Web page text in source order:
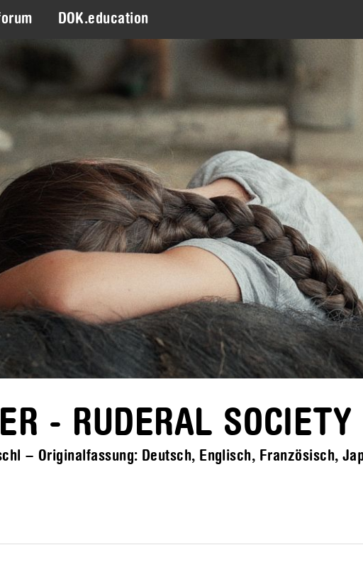
DOK.education
- RUDERAL SOCIETY
– Originalfassung: Deutsch, Englisch, Französisch,